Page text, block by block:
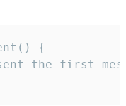
{
the first